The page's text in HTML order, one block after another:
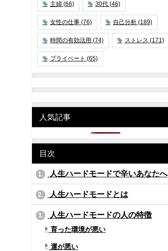
主婦(66) 30代(46)
女性の仕事(76) 自己分析(189)
時間の有効活用 (74) ストレス (171)
プライベート (65)
人気記事
目次
1. 人生ハードモードで辛いあなたへ
2. 人生ハードモードとは
3. 人生ハードモードの人の特徴
育った環境が悪い
運が悪い